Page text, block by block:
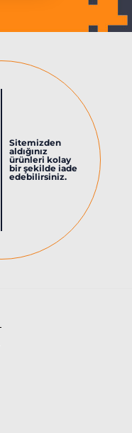
Sitemizden
aldığınız
ürünleri kolay
bir şekilde iade
edebilirsiniz.